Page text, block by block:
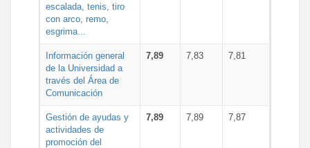
escalada, tenis, tiro
con arco, remo,
esgrima...
Información general
de la Universidad a
través del Área de
Comunicación
7,89 7,83 7,81
Gestión de ayudas y
actividades de
promoción del
7,89 7,89 7,87